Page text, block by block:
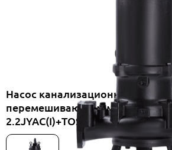
Насос канализационный
перемешивающим механизмом
2.2JYAC(I)+TOS-65